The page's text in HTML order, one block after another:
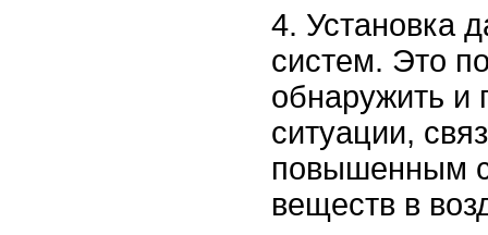
4. Установка
систем. Это
обнаружить и
ситуации,
повышенным
веществ в